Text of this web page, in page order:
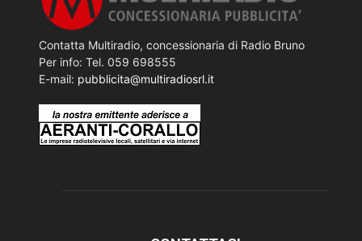
Contatta Multiradio, concessionaria di Radio Bruno
Per info: Tel. 059 698555
E-mail: pubblicita@multiradiosrl.it